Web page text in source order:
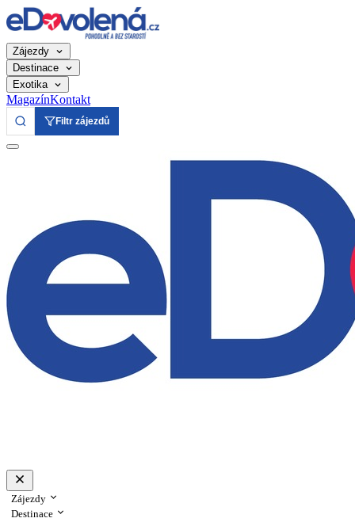
Zájezdy
Destinace
Exotika
MagazínKontakt
Filtr zájezdů
Zájezdy
Destinace